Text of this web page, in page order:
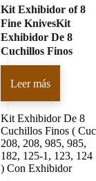
Kit Exhibidor of 8
Fine KnivesKit
Exhibidor De 8
Cuchillos Finos
Leer más
Kit Exhibidor De 8
Cuchillos Finos ( Cuc
208, 208, 985, 985,
182, 125-1, 123, 124
) Con Exhibidor